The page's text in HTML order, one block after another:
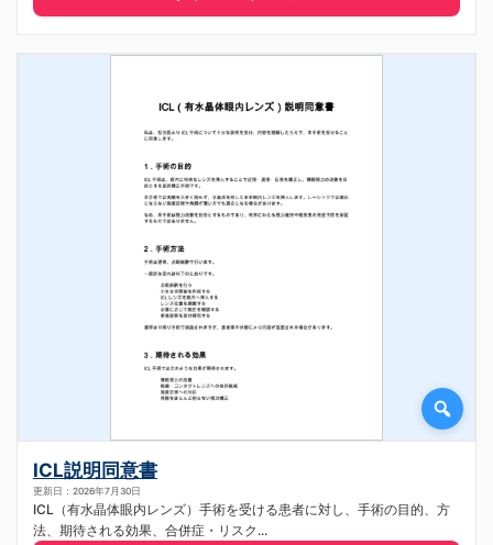
ICL説明同意書
更新日：2026年7月30日
ICL（有水晶体眼内レンズ）手術を受ける患者に対し、手術の目的、方
法、期待される効果、合併症・リスク...